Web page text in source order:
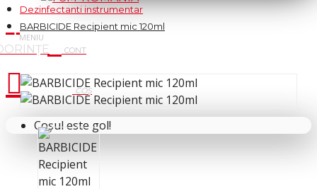
Cosul tau
Coșul este gol!
Dezinfectanti instrumentar
BARBICIDE Recipient mic 120ml